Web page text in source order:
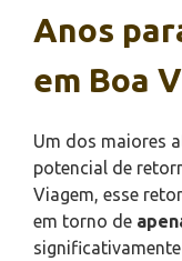
Anos
em Boa
Um dos maiores
potencial de
Viagem, esse
em torno de